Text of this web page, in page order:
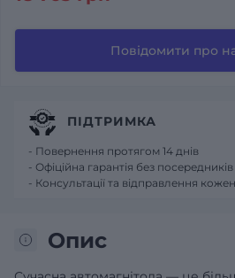
Повідомити про
Опис
ПІДТРИМКА
- Повернення протягом 14 днів
- Офіційна гарантія без посередників
- Консультації та відправлення